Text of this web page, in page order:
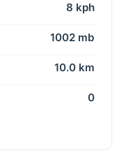
8 kph
1002 mb
10.0 km
0